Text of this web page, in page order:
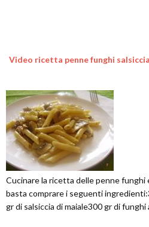
Video ricetta penne funghi salsiccia
Cucinare la ricetta delle penne funghi
basta comprare i seguenti
gr di salsiccia di maiale300 gr di funghi